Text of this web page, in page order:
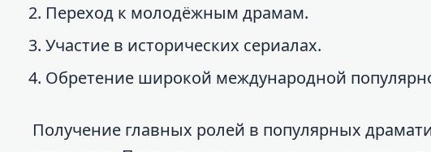
Переход к молодёжным драмам.
Участие в исторических сериалах.
Обретение широкой международной
Получение главных ролей в популярных